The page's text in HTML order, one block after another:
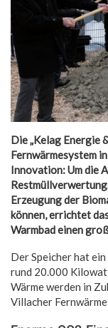
Die „Kelag Energie
Fernwärmesystem
Innovation: Um die
Erzeugung der
können, errichtet
Warmbad einen
Der Speicher hat
rund 20.000
Wärme werden in
Villacher